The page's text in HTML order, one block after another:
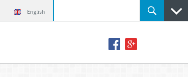
English